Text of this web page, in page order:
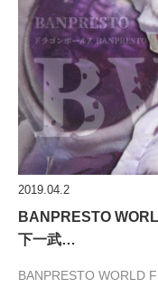
2019.04.2
BANPRESTO
下一武…
BANPRESTO WORLD